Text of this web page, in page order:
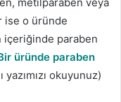
ise o üründe
içeriğinde paraben
üründe paraben
yazımızı okuyunuz)